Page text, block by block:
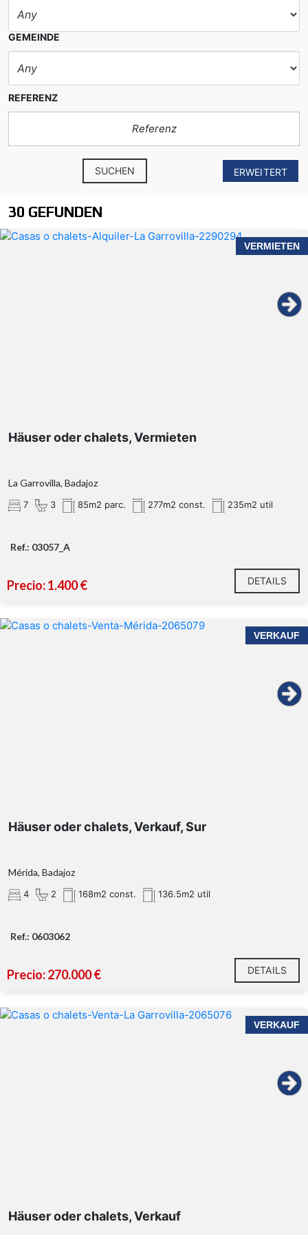
GEMEINDE
REFERENZ
ERWEITERT
SUCHEN
30 GEFUNDEN
VERMIETEN
Häuser oder chalets, Vermieten
La Garrovilla, Badajoz
7 3 85m2 parc. 277m2 const. 235m2 util
Ref.: 03057_A
Precio: 1.400 € DETAILS
VERKAUF
Häuser oder chalets, Verkauf, Sur
Mérida, Badajoz
4 2 168m2 const. 136.5m2 util
Ref.: 0603062
Precio: 270.000 € DETAILS
VERKAUF
Häuser oder chalets, Verkauf